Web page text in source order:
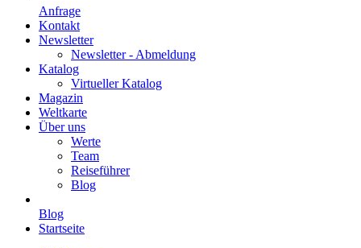
Anfrage
Kontakt
Newsletter
Newsletter - Abmeldung
Katalog
Virtueller Katalog
Magazin
Weltkarte
Über uns
Werte
Team
Reiseführer
Blog
Blog
Startseite